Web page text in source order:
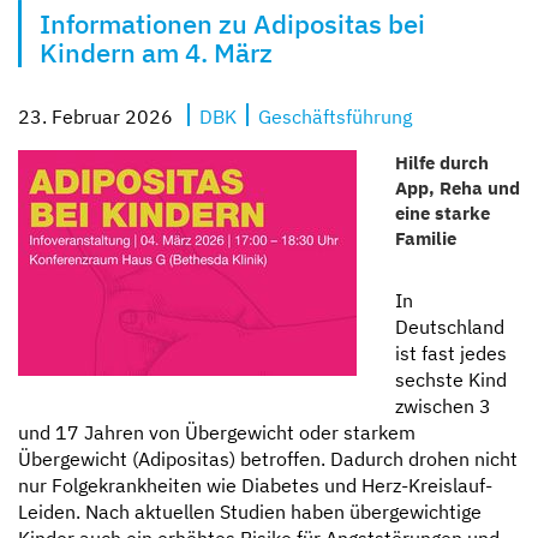
Kompetent und zugewandt
Mit besten Aussichten
Sicher und geborgen
Erzähl sie uns auf
Informationen zu Adipositas bei
Kindern am 4. März
23. Februar 2026 DBK Geschäftsführung
Hilfe durch
App, Reha und
eine starke
Familie
In
Deutschland
ist fast jedes
sechste Kind
zwischen 3
und 17 Jahren von Übergewicht oder starkem
Übergewicht (Adipositas) betroffen. Dadurch drohen nicht
nur Folgekrankheiten wie Diabetes und Herz-Kreislauf-
Leiden. Nach aktuellen Studien haben übergewichtige